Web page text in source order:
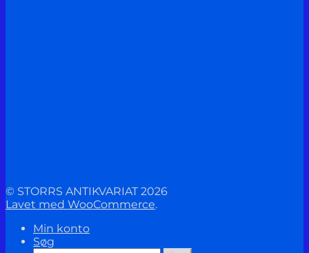
© STORRS ANTIKVARIAT 2026
Lavet med WooCommerce.
Min konto
Søg